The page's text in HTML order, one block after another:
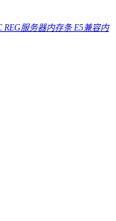
REG服务器内存条 E5兼容内